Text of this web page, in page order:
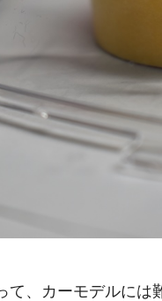
て、カーモデルに